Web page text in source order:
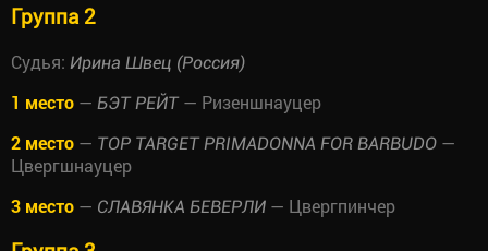
Группа 2
Судья: Ирина Швец (Россия)
1 место — БЭТ РЕЙТ— Ризеншнауцер
2 место — TOP TARGET PRIMADONNA FOR BARBUDO —
Цвергшнауцер
3 место — СЛАВЯНКА БЕВЕРЛИ — Цвергпинчер